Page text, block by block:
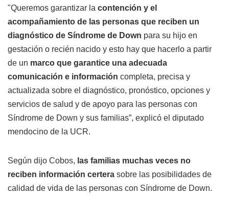
"Queremos garantizar la contención y el
acompañamiento de las personas que reciben un
diagnóstico de Síndrome de Down para su hijo en
gestación o recién nacido y esto hay que hacerlo a partir
de un marco que garantice una adecuada
comunicación e información completa, precisa y
actualizada sobre el diagnóstico, pronóstico, opciones y
servicios de salud y de apoyo para las personas con
Síndrome de Down y sus familias”, explicó el diputado
mendocino de la UCR.
Según dijo Cobos, las familias muchas veces no
reciben información certera sobre las posibilidades de
calidad de vida de las personas con Síndrome de Down.